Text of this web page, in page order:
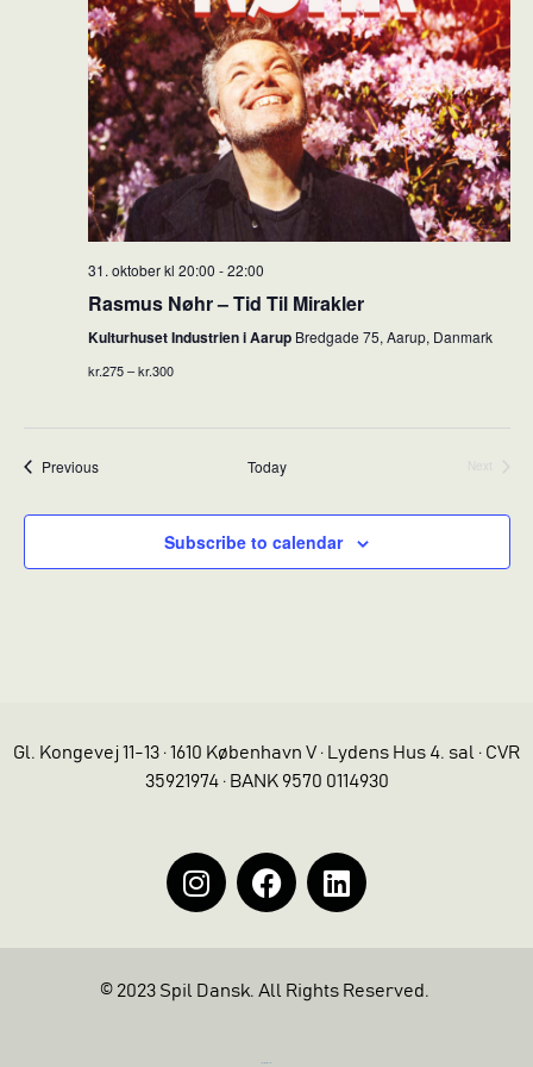
31. oktober kl 20:00 -22:00
Rasmus Nøhr – Tid Til Mirakler
Kulturhuset Industrien i Aarup Bredgade 75, Aarup, Danmark
kr.275 – kr.300
PreviousEvents Today
Subscribe to calendar
Gl. Kongevej 11-13 · 1610 København V · Lydens Hus 4. sal · CVR
35921974 · BANK 9570 0114930
© 2023 Spil Dansk. All Rights Reserved.